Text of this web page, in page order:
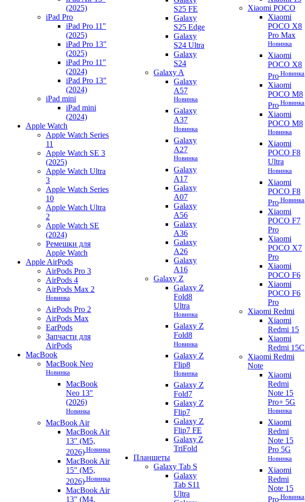
(2025)
iPad Pro
iPad Pro 11"
(2025)
iPad Pro 13"
(2025)
iPad Pro 11"
(2024)
iPad Pro 13"
(2024)
iPad mini
iPad mini
(2024)
Apple Watch
Apple Watch Series
11
Apple Watch SE 3
(2025)
Apple Watch Ultra
3
Apple Watch Series
10
Apple Watch Ultra
2
Apple Watch SE
(2024)
Ремешки для
Apple Watch
Apple AirPods
AirPods Pro 3
AirPods 4
AirPods Max 2
Новинка
AirPods Pro 2
AirPods Max
EarPods
Запчасти для
AirPods
MacBook
MacBook Neo
Новинка
MacBook
Neo 13"
(2026)
Новинка
MacBook Air
MacBook Air
13" (M5,
2026) Новинка
MacBook Air
15" (M5,
2026) Новинка
MacBook Air
13" (M4,
S25 FE
Galaxy
S25 Edge
Galaxy
S24 Ultra
Galaxy
S24
Galaxy A
Galaxy
A57
Новинка
Galaxy
A37
Новинка
Galaxy
A27
Новинка
Galaxy
A17
Galaxy
A07
Galaxy
A56
Galaxy
A36
Galaxy
A26
Galaxy
A16
Galaxy Z
Galaxy Z
Fold8
Ultra
Новинка
Galaxy Z
Fold8
Новинка
Galaxy Z
Flip8
Новинка
Galaxy Z
Fold7
Galaxy Z
Flip7
Galaxy Z
Flip7 FE
Galaxy Z
TriFold
Планшеты
Galaxy Tab S
Galaxy
Tab S11
Ultra
Xiaomi POCO
Xiaomi
POCO X8
Pro Max
Новинка
Xiaomi
POCO X8
Pro Новинка
Xiaomi
POCO M8
Pro Новинка
Xiaomi
POCO M8
Новинка
Xiaomi
POCO F8
Ultra
Новинка
Xiaomi
POCO F8
Pro Новинка
Xiaomi
POCO F7
Pro
Xiaomi
POCO X7
Pro
Xiaomi
POCO F6
Xiaomi
POCO F6
Pro
Xiaomi Redmi
Xiaomi
Redmi 15
Xiaomi
Redmi 15C
Xiaomi Redmi
Note
Xiaomi
Redmi
Note 15
Pro+ 5G
Новинка
Xiaomi
Redmi
Note 15
Pro 5G
Новинка
Xiaomi
Redmi
Note 15
Pro Новинка